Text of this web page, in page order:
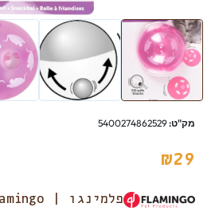
מק"ט:5400274862529
₪29
פלמינגו | Flamingo